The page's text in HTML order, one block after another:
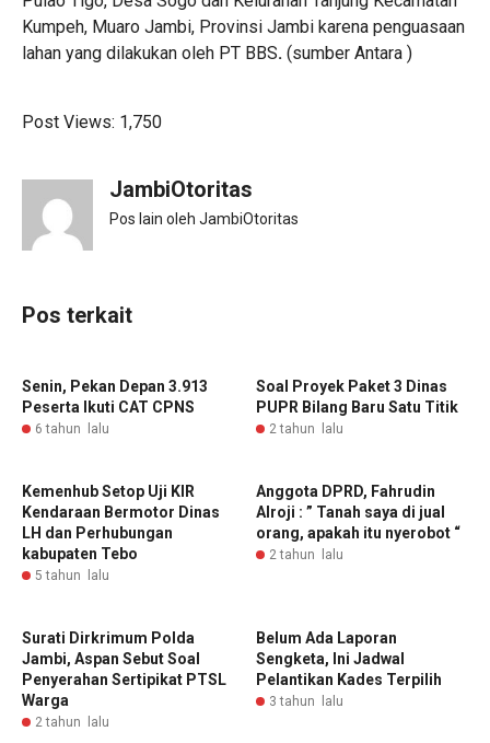
Kumpeh, Muaro Jambi, Provinsi Jambi karena penguasaan
lahan yang dilakukan oleh PT BBS. (sumber Antara )
Post Views: 1,750
JambiOtoritas
Pos lain oleh JambiOtoritas
Pos terkait
Senin, Pekan Depan 3.913
Peserta Ikuti CAT CPNS
6 tahun lalu
Soal Proyek Paket 3 Dinas
PUPR Bilang Baru Satu Titik
2 tahun lalu
Kemenhub Setop Uji KIR
Kendaraan Bermotor Dinas
LH dan Perhubungan
kabupaten Tebo
5 tahun lalu
Anggota DPRD, Fahrudin
Alroji : ” Tanah saya di jual
orang, apakah itu nyerobot “
2 tahun lalu
Surati Dirkrimum Polda
Jambi, Aspan Sebut Soal
Penyerahan Sertipikat PTSL
Warga
2 tahun lalu
Belum Ada Laporan
Sengketa, Ini Jadwal
Pelantikan Kades Terpilih
3 tahun lalu